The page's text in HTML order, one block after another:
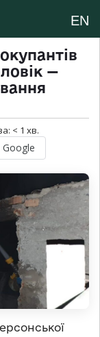
EN
—
< 1 хв.
Google